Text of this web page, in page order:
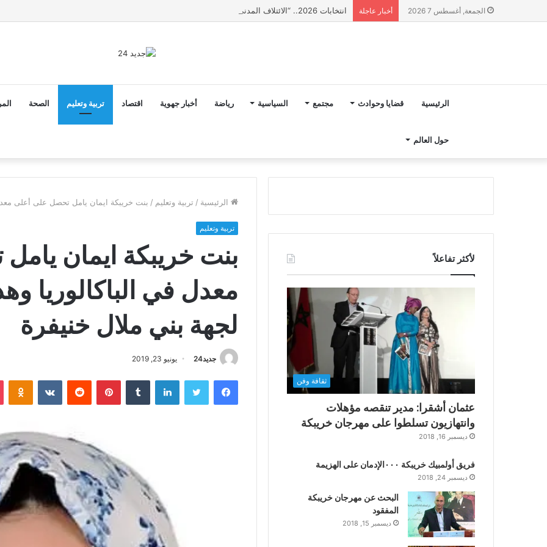
الجمعة, أغسطس 7 2026 أخبار عاجلة انتخابات 2026.. “الائتلاف المدني من أجل الجبل” يرفع عشرة مطالب أمام الأحزاب لإنصاف المناطق الجبلية
الرئيسية قضايا وحوادث مجتمع السياسية رياضة أخبار جهوية اقتصاد تربية وتعليم الصحة
حول العالم
الرئيسية / تربية وتعليم / بنت خريبكة ايمان يامل تحصل على أعلى معدل
تربية وتعليم
بنت خريبكة ايمان
معدل في الباكالوريا
لجهة بني ملال خنيفرة
جديد24 يونيو 23, 2019
فيسبوك تويتر لينكدإن بينتيريست
لأكثر تفاعلاً
ثقافة وفن
عثمان أشقرا: مدير تنقصه مؤهلات
وانتهازيون تسلطوا على مهرجان خريبكة
ديسمبر 16, 2018
فريق أولمبيك خريبكة ٠٠٠الإدمان على الهزيمة
ديسمبر 24, 2018
البحث عن مهرجان خريبكة
المفقود
ديسمبر 15, 2018